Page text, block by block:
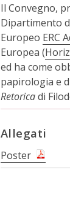
Il Convegno,
Dipartimento
Europeo ERC
Europea (
ed ha come
papirologia e
Retoricadi
Allegati
Poster